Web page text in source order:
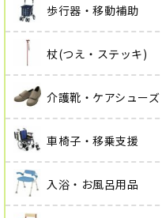
歩行器・移動補助
杖(つえ・ステッキ)
介護靴・ケアシューズ
車椅子・移乗支援
入浴・お風呂用品